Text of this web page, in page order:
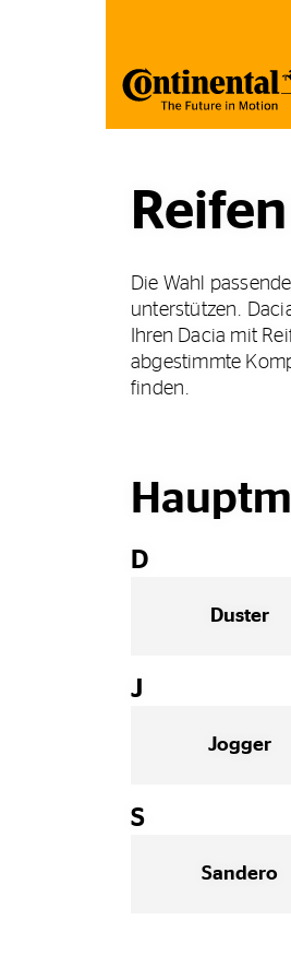
Die Wahl
unterstützen.
Ihren Dacia mit
abgestimmte
finden.
D
Duster
J
Jogger
S
Sandero